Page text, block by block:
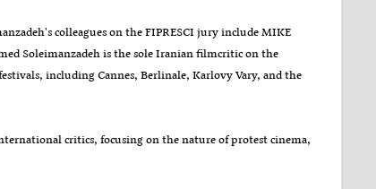
colleagues on the FIPRESCI jury include MIKE
Soleimanzadeh is the sole Iranian filmcritic on the
including Cannes, Berlinale, Karlovy Vary, and the
critics, focusing on the nature of protest cinema,